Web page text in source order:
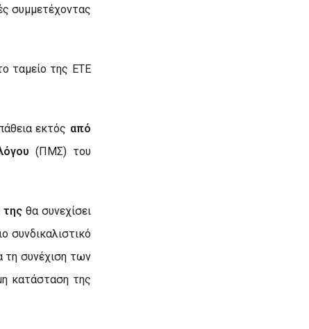
συμμετέχοντας
ταμείο της ΕΤΕ
εκτός από
(ΠΜΣ) του
τηςθα συνεχίσει
συνδικαλιστικό
τη συνέχιση των
κατάσταση της